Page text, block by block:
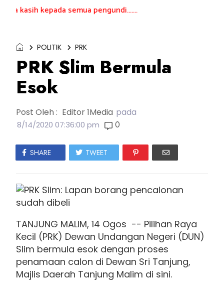
semua pengundi.......
POLITIK PRK
PRK Slim Bermula
Esok
Post Oleh : Editor 1Media pada
8/14/2020 07:36:00 pm 0
SHARE TWEET
TANJUNG MALIM, 14 Ogos -- Pilihan Raya
Kecil (PRK) Dewan Undangan Negeri (DUN)
Slim bermula esok dengan proses
penamaan calon di Dewan Sri Tanjung,
Majlis Daerah Tanjung Malim di sini.